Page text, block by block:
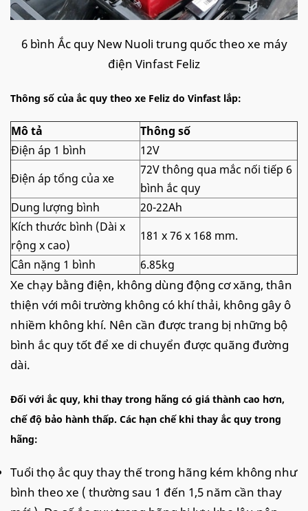
6 bình Ắc quy New Nuoli trung quốc theo xe máy
điện Vinfast Feliz
Thông số của ắc quy theo xe Feliz do Vinfast lắp:
Mô tả
Thông số
Điện áp 1 bình
12V
Điện áp tổng của xe
72V thông qua mắc nối tiếp 6
bình ắc quy
Dung lượng bình
20-22Ah
Kích thước bình (Dài x
rộng x cao)
181 x 76 x 168 mm.
Cân nặng 1 bình
6.85kg
Xe chạy bằng điện, không dùng động cơ xăng, thân
thiện với môi trường không có khí thải, không gây ô
nhiềm không khí. Nên cần được trang bị những bộ
bình ắc quy tốt để xe di chuyển được quãng đường
dài.
Đối với ắc quy, khi thay trong hãng có giá thành cao hơn,
chế độ bảo hành thấp. Các hạn chế khi thay ắc quy trong
hãng:
Tuổi thọ ắc quy thay thế trong hãng kém không như
bình theo xe ( thường sau 1 đến 1,5 năm cần thay